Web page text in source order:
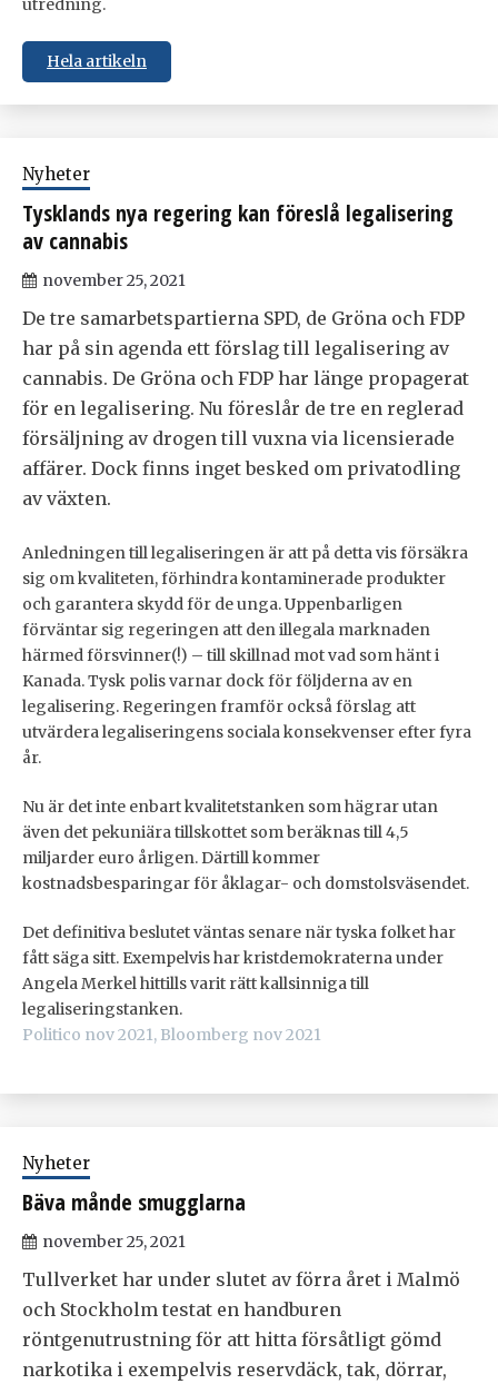
utredning.
Hela artikeln
Nyheter
Tysklands nya regering kan föreslå legalisering
av cannabis
november 25, 2021
De tre samarbetspartierna SPD, de Gröna och FDP
har på sin agenda ett förslag till legalisering av
cannabis. De Gröna och FDP har länge propagerat
för en legalisering. Nu föreslår de tre en reglerad
försäljning av drogen till vuxna via licensierade
affärer. Dock finns inget besked om privatodling
av växten.
Anledningen till legaliseringen är att på detta vis försäkra
sig om kvaliteten, förhindra kontaminerade produkter
och garantera skydd för de unga. Uppenbarligen
förväntar sig regeringen att den illegala marknaden
härmed försvinner(!) – till skillnad mot vad som hänt i
Kanada. Tysk polis varnar dock för följderna av en
legalisering. Regeringen framför också förslag att
utvärdera legaliseringens sociala konsekvenser efter fyra
år.
Nu är det inte enbart kvalitetstanken som hägrar utan
även det pekuniära tillskottet som beräknas till 4,5
miljarder euro årligen. Därtill kommer
kostnadsbesparingar för åklagar- och domstolsväsendet.
Det definitiva beslutet väntas senare när tyska folket har
fått säga sitt. Exempelvis har kristdemokraterna under
Angela Merkel hittills varit rätt kallsinniga till
legaliseringstanken.
Politico nov 2021, Bloomberg nov 2021
Nyheter
Bäva månde smugglarna
november 25, 2021
Tullverket har under slutet av förra året i Malmö
och Stockholm testat en handburen
röntgenutrustning för att hitta försåtligt gömd
narkotika i exempelvis reservdäck, tak, dörrar,